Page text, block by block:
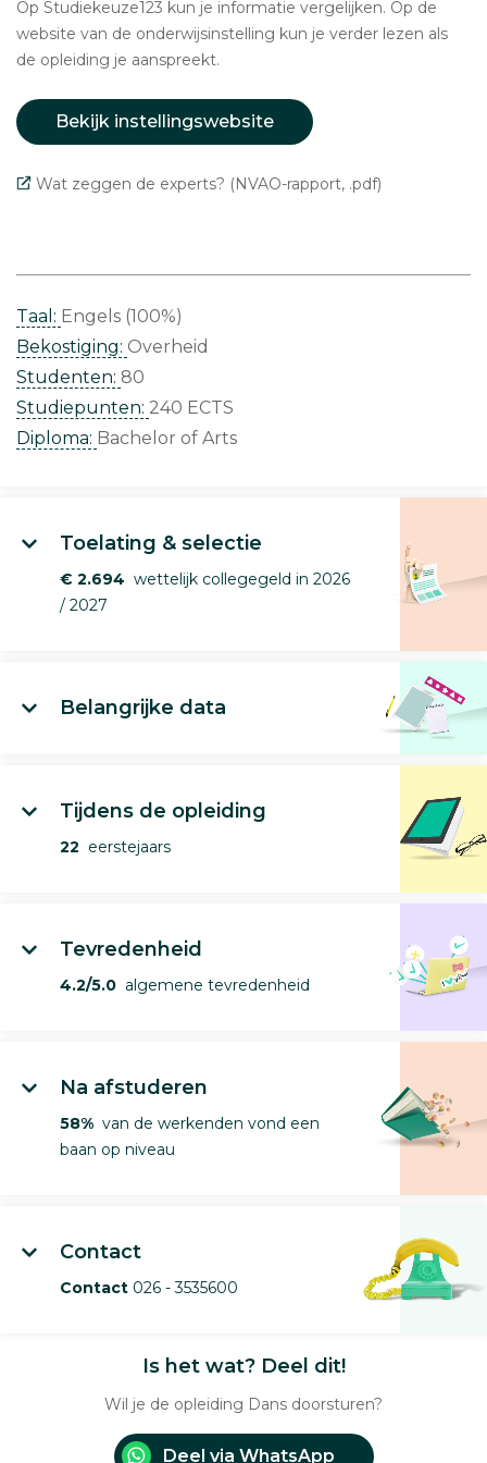
Op Studiekeuze123 kun je informatie vergelijken. Op de
website van de onderwijsinstelling kun je verder lezen als
de opleiding je aanspreekt.
Bekijk instellingswebsite
Wat zeggen de experts? (NVAO-rapport, .pdf)
Taal: Engels (100%)
Bekostiging: Overheid
Studenten: 80
Studiepunten: 240 ECTS
Diploma: Bachelor of Arts
Toelating & selectie
€ 2.694 wettelijk collegegeld in 2026
/ 2027
Belangrijke data
Tijdens de opleiding
22 eerstejaars
Tevredenheid
4.2/5.0 algemene tevredenheid
Na afstuderen
58% van de werkenden vond een
baan op niveau
Contact
Contact 026 - 3535600
Is het wat? Deel dit!
Wil je de opleiding Dans doorsturen?
Deel via WhatsApp